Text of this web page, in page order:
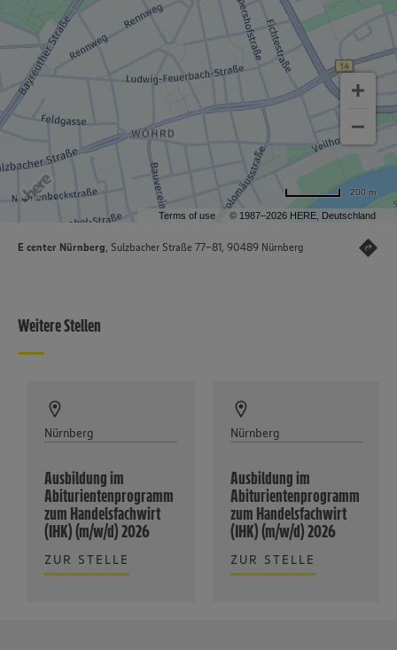
Terms of use © 1987–2026 HERE, Deutschland
200 m
E center Nürnberg, Sulzbacher Straße 77-81, 90489 Nürnberg
Weitere Stellen
Nürnberg
Ausbildung im
Abiturientenprogramm
zum Handelsfachwirt
(IHK) (m/w/d) 2026
ZUR STELLE
Nürnberg
Ausbildung im
Abiturientenprogramm
zum Handelsfachwirt
(IHK) (m/w/d) 2026
ZUR STELLE